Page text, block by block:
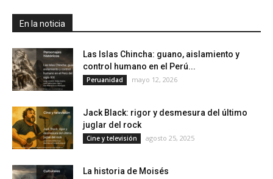
En la noticia
Las Islas Chincha: guano, aislamiento y
control humano en el Perú...
Peruanidad mayo 12, 2026
Jack Black: rigor y desmesura del último
juglar del rock
Cine y televisión agosto 25, 2025
La historia de Moisés